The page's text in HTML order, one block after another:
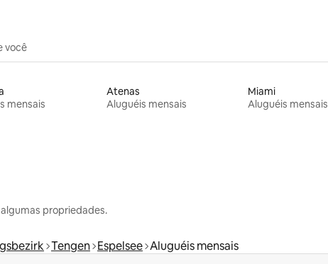
você
mensais
Atenas
Aluguéis mensais
Miami
Aluguéis mensais
propriedades.
Tengen Espelsee Aluguéis mensais